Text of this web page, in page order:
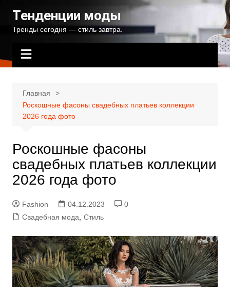
содержимому
Тенденции моды
Тренды сегодня — стиль завтра.
Главная
Роскошные фасоны свадебных платьев коллекции
2026 года фото
Роскошные фасоны
свадебных платьев коллекции
2026 года фото
Fashion 04.12.2023
0
Свадебная мода
Стиль